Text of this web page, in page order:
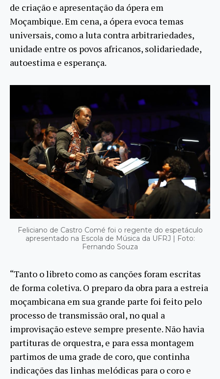
de criação e apresentação da ópera em
Moçambique. Em cena, a ópera evoca temas
universais, como a luta contra arbitrariedades,
unidade entre os povos africanos, solidariedade,
autoestima e esperança.
Feliciano de Castro Comé foi o regente do espetáculo
apresentado na Escola de Música da UFRJ | Foto:
Fernando Souza
“Tanto o libreto como as canções foram escritas
de forma coletiva. O preparo da obra para a estreia
moçambicana em sua grande parte foi feito pelo
processo de transmissão oral, no qual a
improvisação esteve sempre presente. Não havia
partituras de orquestra, e para essa montagem
partimos de uma grade de coro, que continha
indicações das linhas melódicas para o coro e